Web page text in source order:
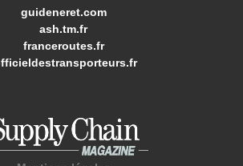
guideneret.com
ash.tm.fr
franceroutes.fr